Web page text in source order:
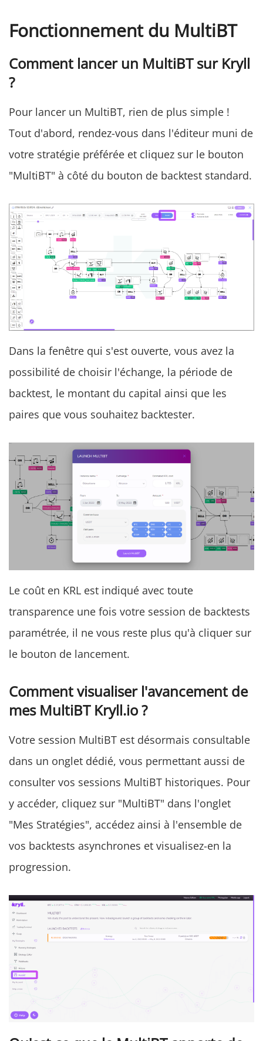
Fonctionnement du MultiBT
Comment lancer un MultiBT sur Kryll
?
Pour lancer un MultiBT, rien de plus simple !
Tout d'abord, rendez-vous dans l'éditeur muni de
votre stratégie préférée et cliquez sur le bouton
"MultiBT" à côté du bouton de backtest standard.
Dans la fenêtre qui s'est ouverte, vous avez la
possibilité de choisir l'échange, la période de
backtest, le montant du capital ainsi que les
paires que vous souhaitez backtester.
Le coût en KRL est indiqué avec toute
transparence une fois votre session de backtests
paramétrée, il ne vous reste plus qu'à cliquer sur
le bouton de lancement.
Comment visualiser l'avancement de
mes MultiBT Kryll.io ?
Votre session MultiBT est désormais consultable
dans un onglet dédié, vous permettant aussi de
consulter vos sessions MultiBT historiques. Pour
y accéder, cliquez sur "MultiBT" dans l'onglet
"Mes Stratégies", accédez ainsi à l'ensemble de
vos backtests asynchrones et visualisez-en la
progression.